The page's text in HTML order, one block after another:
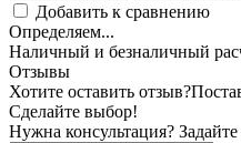
Добавить к сравнению
Определяем...
Наличный и безналичный
Отзывы
Хотите оставить отзыв?
Сделайте выбор!
Нужна консультация?